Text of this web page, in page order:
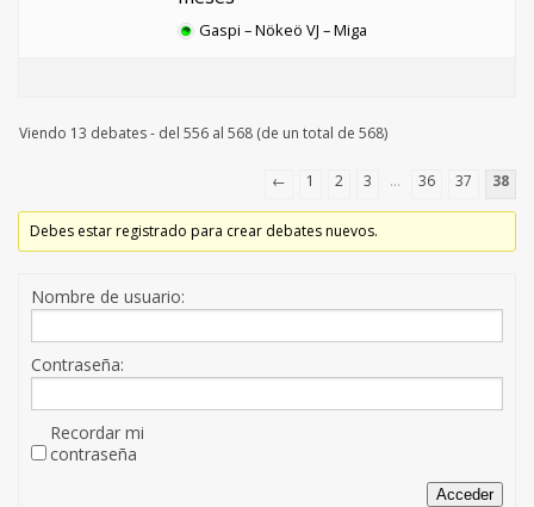
Gaspi – Nökeö VJ – Miga
Viendo 13 debates - del 556 al 568 (de un total de 568)
← 1 2 3 … 36 37 38
Debes estar registrado para crear debates nuevos.
Nombre de usuario:
Contraseña:
Recordar mi
contraseña
Acceder